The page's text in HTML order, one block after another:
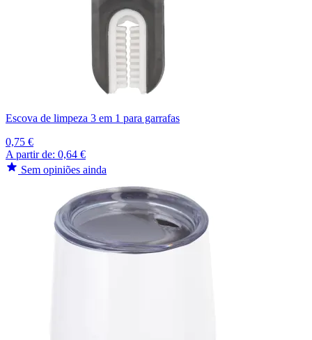
Escova de limpeza 3 em 1 para garrafas
0,75 €
A partir de: 0,64 €
Sem opiniões ainda